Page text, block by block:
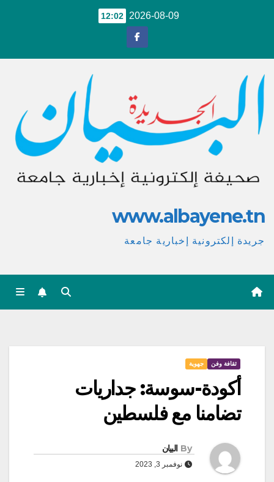
2026-08-09
12:02
www.albayene.tn
جريدة إلكترونية إخبارية جامعة
ثقافة وفن جهوية
أكودة-سوسة: جداريات
تضامنا مع فلسطين
By البيان
نوفمبر 3, 2023